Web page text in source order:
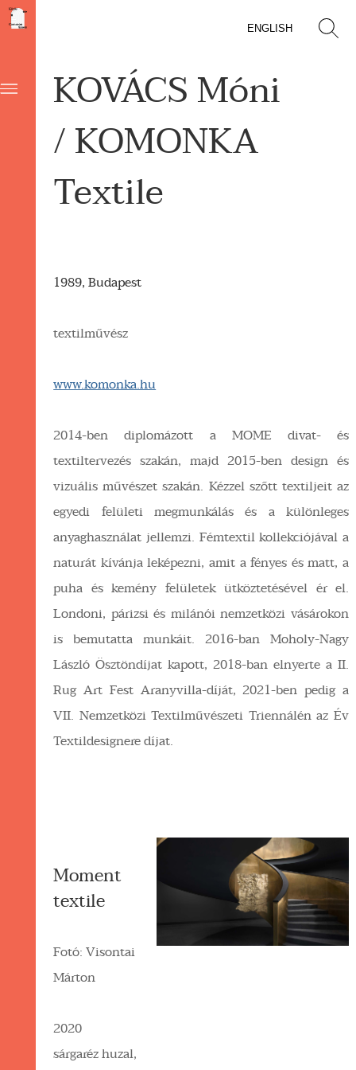
ENGLISH
KOVÁCS Móni
/ KOMONKA
Textile
1989, Budapest
textilművész
www.komonka.hu
2014-ben diplomázott a MOME divat- és
textiltervezés szakán, majd 2015-ben design és
vizuális művészet szakán. Kézzel szőtt textiljeit az
egyedi felületi megmunkálás és a különleges
anyaghasználat jellemzi. Fémtextil kollekciójával a
naturát kívánja leképezni, amit a fényes és matt, a
puha és kemény felületek ütköztetésével ér el.
Londoni, párizsi és milánói nemzetközi vásárokon
is bemutatta munkáit. 2016-ban Moholy-Nagy
László Ösztöndíjat kapott, 2018-ban elnyerte a II.
Rug Art Fest Aranyvilla-díját, 2021-ben pedig a
VII. Nemzetközi Textilművészeti Triennálén az Év
Textildesignere díjat.
Moment
textile
Fotó: Visontai
Márton
2020
sárgaréz huzal,